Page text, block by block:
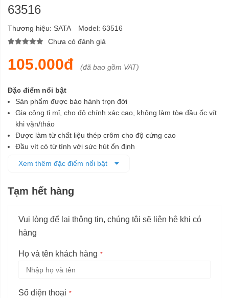
63516
Thương hiệu: SATA Model: 63516
Chưa có đánh giá
105.000đ (đã bao gồm VAT)
Đặc điểm nổi bật
Sản phẩm được bảo hành trọn đời
Gia công tỉ mỉ, cho độ chính xác cao, không làm tòe đầu ốc vít
khi vặn/tháo
Được làm từ chất liệu thép crôm cho độ cứng cao
Đầu vít có từ tính với sức hút ổn định
Xem thêm đặc điểm nổi bật
Tạm hết hàng
Vui lòng để lại thông tin, chúng tôi sẽ liên hệ khi có
hàng
Họ và tên khách hàng
Số điện thoại